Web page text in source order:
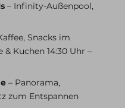
– Infinity-Außenpool,
Snacks im
Kuchen 14:30 Uhr –
– Panorama,
zum Entspannen